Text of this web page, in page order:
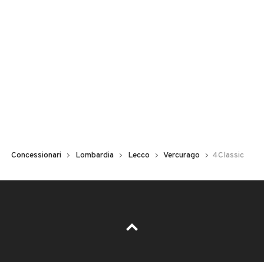
Concessionari Lombardia Lecco Vercurago 4Classic